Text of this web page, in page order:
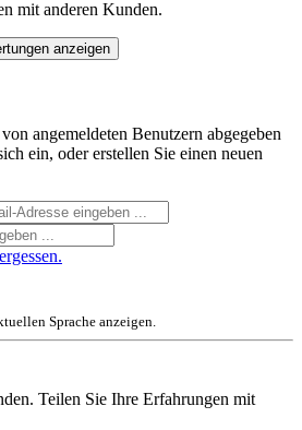
mit anderen Kunden.
anzeigen
angemeldeten Benutzern abgegeben
ein, oder erstellen Sie einen neuen
Sprache anzeigen.
Teilen Sie Ihre Erfahrungen mit